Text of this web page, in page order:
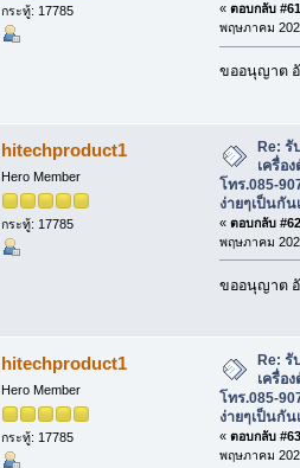
กระทู้: 17785 « ตอบกลับ
พฤษภาคม
ขออนุญาต
hitechproduct1
Hero Member
กระทู้: 17785
Re: รั
เครื่อ
โทร.085-
ง่ายๆเป็นกัน
« ตอบกลับ
พฤษภาคม
ขออนุญาต
hitechproduct1
Hero Member
กระทู้: 17785
Re: รั
เครื่อ
โทร.085-
ง่ายๆเป็นกัน
« ตอบกลับ
พฤษภาคม